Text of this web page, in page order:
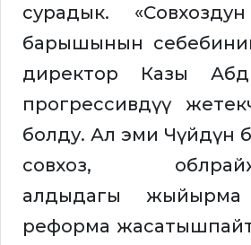
сурадык.
барышынын
директор Казы
прогрессивдүү
болду. Ал эми Чүйдүн
совхоз,
алдыдагы
реформа